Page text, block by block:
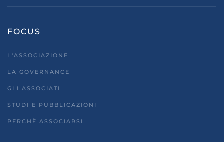
FOCUS
L'ASSOCIAZIONE
LA GOVERNANCE
GLI ASSOCIATI
STUDI E PUBBLICAZIONI
PERCHÈ ASSOCIARSI